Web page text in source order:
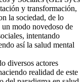
y transformación,
la sociedad, de lo
modo novedoso de
intentando
así la salud mental
diversos actores
realidad de este